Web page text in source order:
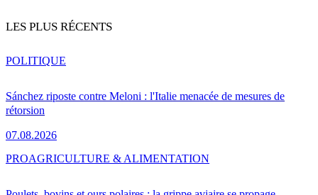
LES PLUS RÉCENTS
Sánchez riposte contre Meloni : l'Italie menacée de mesures de
rétorsion
07.08.2026
POLITIQUE
PROAGRICULTURE & ALIMENTATION